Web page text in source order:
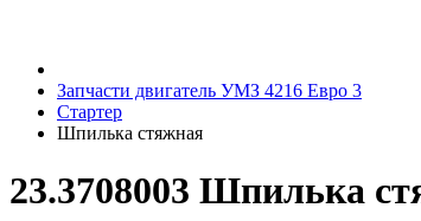
Запчасти двигатель УМЗ 4216 Евро 3
Стартер
Шпилька стяжная
23.3708003 Шпилька